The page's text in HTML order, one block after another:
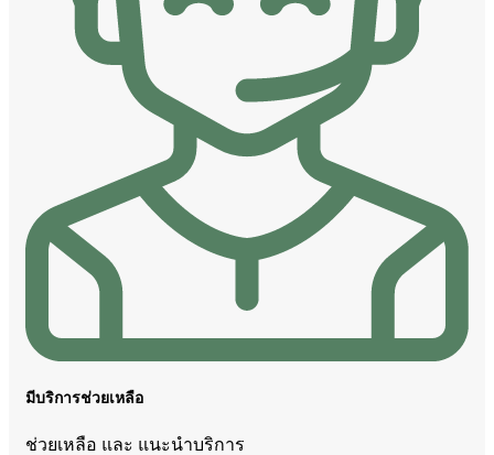
มีบริการช่วยเหลือ
ช่วยเหลือ และ แนะนำบริการ